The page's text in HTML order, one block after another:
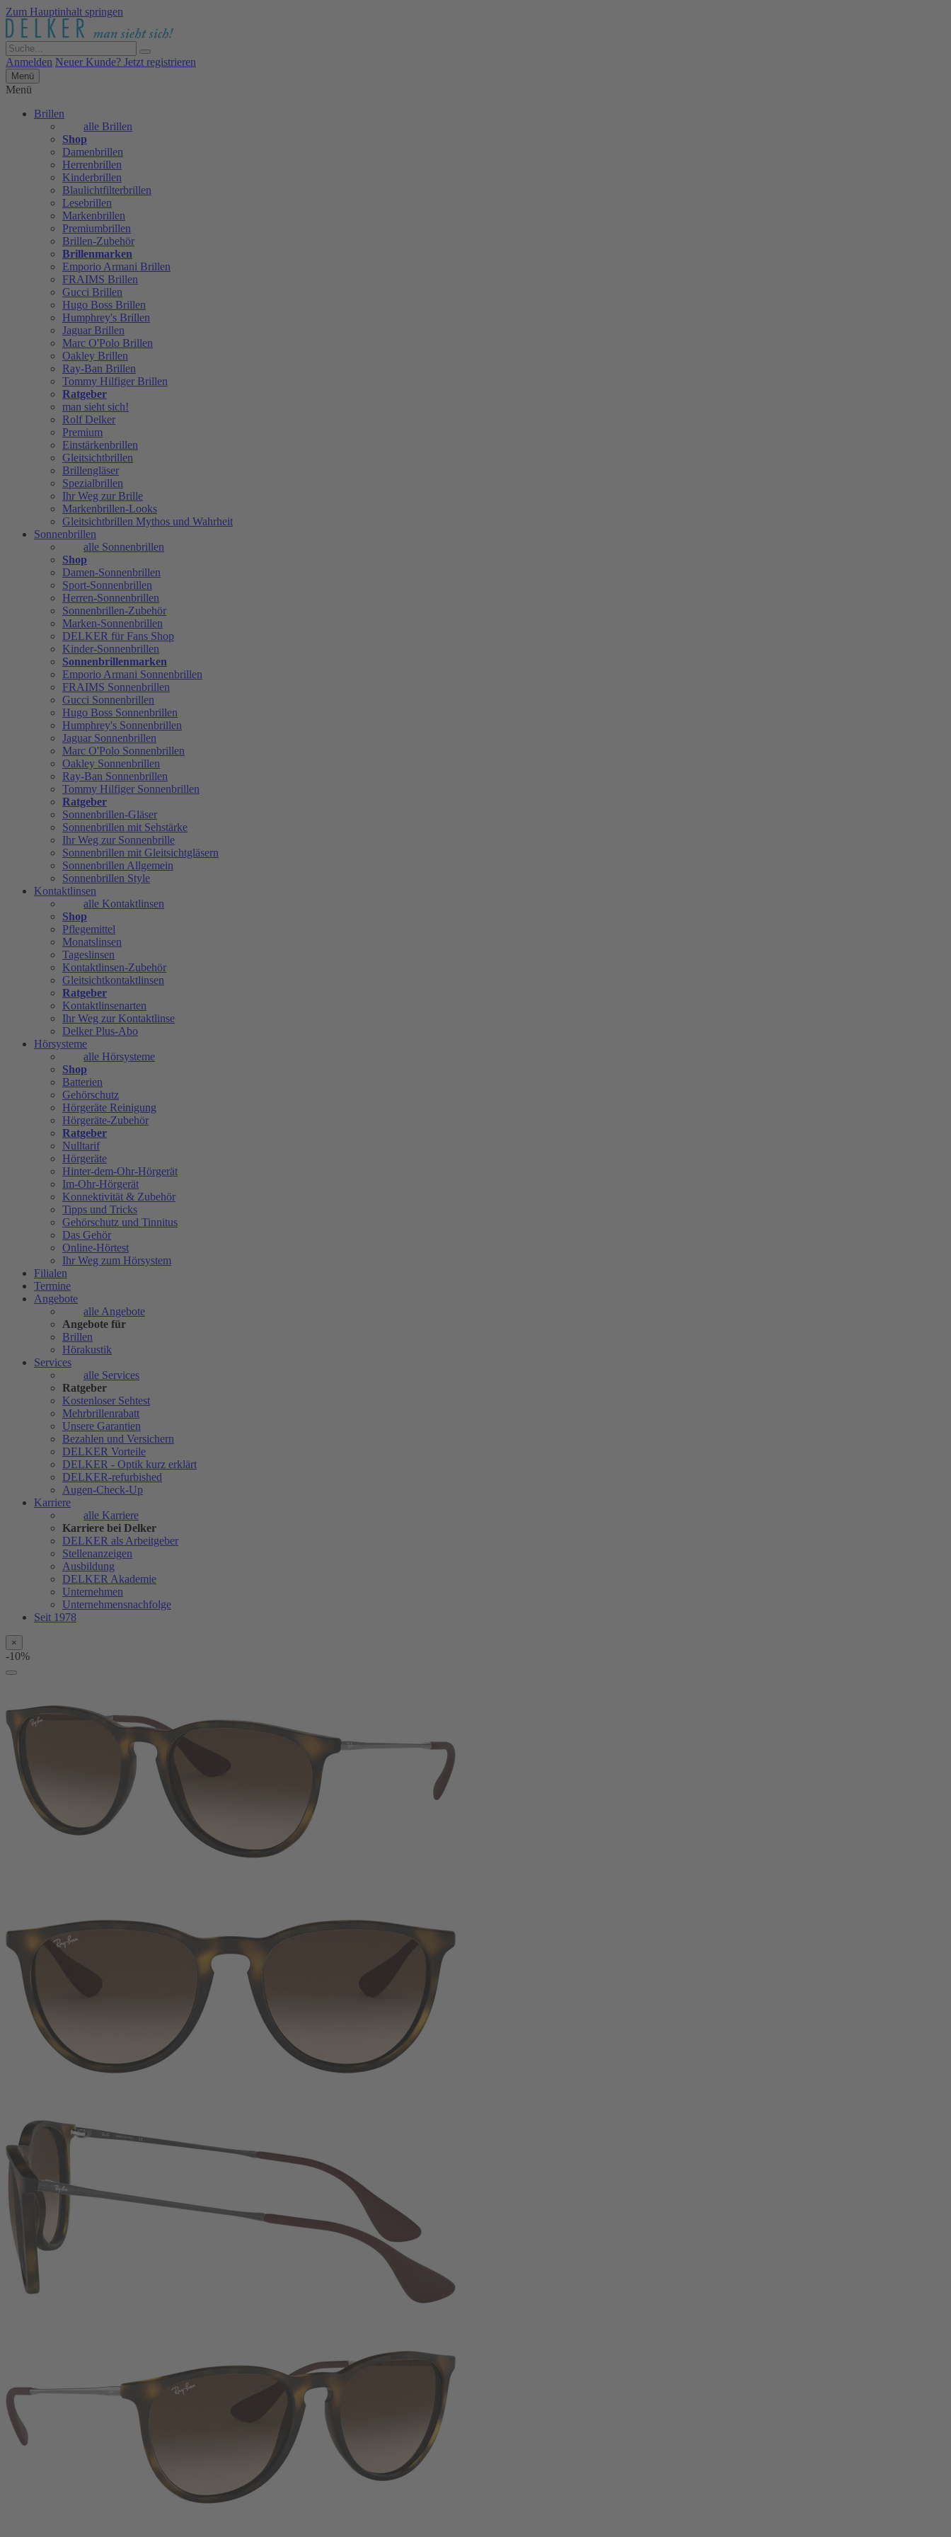
Zum Hauptinhalt springen
Anmelden Neuer Kunde? Jetzt registrieren
Menü
Menü
Brillen
alle Brillen
Shop
Damenbrillen
Herrenbrillen
Kinderbrillen
Blaulichtfilterbrillen
Lesebrillen
Markenbrillen
Premiumbrillen
Brillen-Zubehör
Brillenmarken
Emporio Armani Brillen
FRAIMS Brillen
Gucci Brillen
Hugo Boss Brillen
Humphrey's Brillen
Jaguar Brillen
Marc O'Polo Brillen
Oakley Brillen
Ray-Ban Brillen
Tommy Hilfiger Brillen
Ratgeber
man sieht sich!
Rolf Delker
Premium
Einstärkenbrillen
Gleitsichtbrillen
Brillengläser
Spezialbrillen
Ihr Weg zur Brille
Markenbrillen-Looks
Gleitsichtbrillen Mythos und Wahrheit
Sonnenbrillen
alle Sonnenbrillen
Shop
Damen-Sonnenbrillen
Sport-Sonnenbrillen
Herren-Sonnenbrillen
Sonnenbrillen-Zubehör
Marken-Sonnenbrillen
DELKER für Fans Shop
Kinder-Sonnenbrillen
Sonnenbrillenmarken
Emporio Armani Sonnenbrillen
FRAIMS Sonnenbrillen
Gucci Sonnenbrillen
Hugo Boss Sonnenbrillen
Humphrey's Sonnenbrillen
Jaguar Sonnenbrillen
Marc O'Polo Sonnenbrillen
Oakley Sonnenbrillen
Ray-Ban Sonnenbrillen
Tommy Hilfiger Sonnenbrillen
Ratgeber
Sonnenbrillen-Gläser
Sonnenbrillen mit Sehstärke
Ihr Weg zur Sonnenbrille
Sonnenbrillen mit Gleitsichtgläsern
Sonnenbrillen Allgemein
Sonnenbrillen Style
Kontaktlinsen
alle Kontaktlinsen
Shop
Pflegemittel
Monatslinsen
Tageslinsen
Kontaktlinsen-Zubehör
Gleitsichtkontaktlinsen
Ratgeber
Kontaktlinsenarten
Ihr Weg zur Kontaktlinse
Delker Plus-Abo
Hörsysteme
alle Hörsysteme
Shop
Batterien
Gehörschutz
Hörgeräte Reinigung
Hörgeräte-Zubehör
Ratgeber
Nulltarif
Hörgeräte
Hinter-dem-Ohr-Hörgerät
Im-Ohr-Hörgerät
Konnektivität & Zubehör
Tipps und Tricks
Gehörschutz und Tinnitus
Das Gehör
Online-Hörtest
Ihr Weg zum Hörsystem
Filialen
Termine
Angebote
alle Angebote
Angebote für
Brillen
Hörakustik
Services
alle Services
Ratgeber
Kostenloser Sehtest
Mehrbrillenrabatt
Unsere Garantien
Bezahlen und Versichern
DELKER Vorteile
DELKER - Optik kurz erklärt
DELKER-refurbished
Augen-Check-Up
Karriere
alle Karriere
Karriere bei Delker
DELKER als Arbeitgeber
Stellenanzeigen
Ausbildung
DELKER Akademie
Unternehmen
Unternehmensnachfolge
Seit 1978
×
-10%